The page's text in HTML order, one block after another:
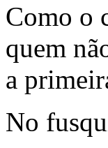
Como o
quem
a
No